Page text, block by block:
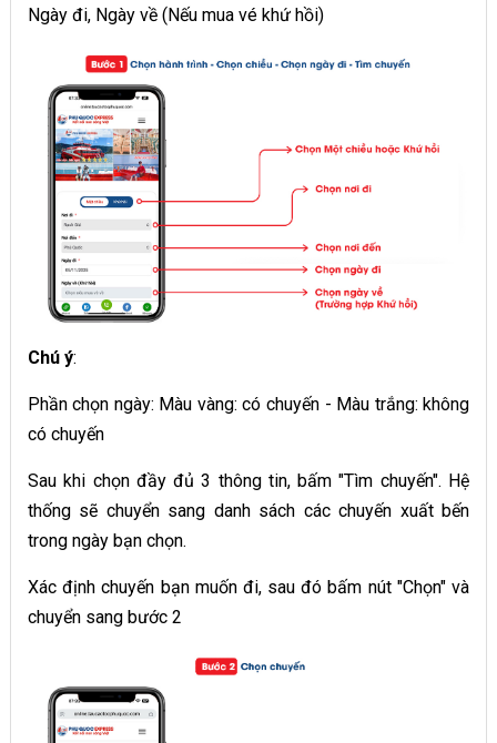
Ngày đi, Ngày về (Nếu mua vé khứ hồi)
Chú ý:
Phần chọn ngày: Màu vàng: có chuyến - Màu trắng: không
có chuyến
Sau khi chọn đầy đủ 3 thông tin, bấm "Tìm chuyến". Hệ
thống sẽ chuyển sang danh sách các chuyến xuất bến
trong ngày bạn chọn.
Xác định chuyến bạn muốn đi, sau đó bấm nút "Chọn" và
chuyển sang bước 2